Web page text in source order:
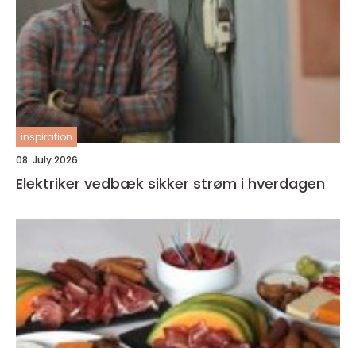
inspiration
08. July 2026
Elektriker vedbæk sikker strøm i hverdagen